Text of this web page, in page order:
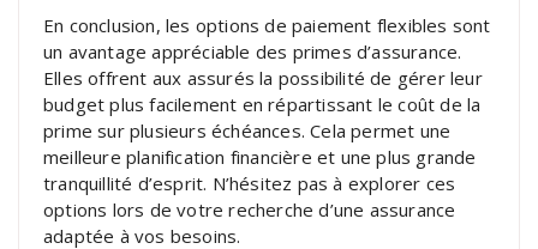
En conclusion, les options de paiement flexibles sont
un avantage appréciable des primes d’assurance.
Elles offrent aux assurés la possibilité de gérer leur
budget plus facilement en répartissant le coût de la
prime sur plusieurs échéances. Cela permet une
meilleure planification financière et une plus grande
tranquillité d’esprit. N’hésitez pas à explorer ces
options lors de votre recherche d’une assurance
adaptée à vos besoins.